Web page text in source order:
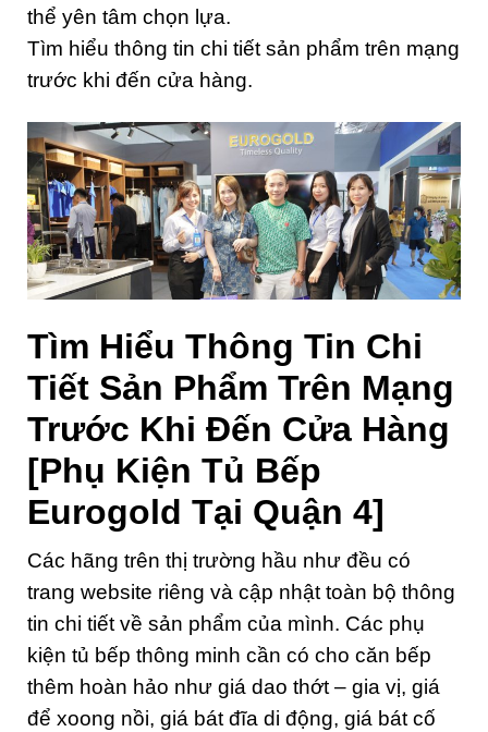
thể yên tâm chọn lựa.
Tìm hiểu thông tin chi tiết sản phẩm trên mạng
trước khi đến cửa hàng.
Tìm Hiểu Thông Tin Chi
Tiết Sản Phẩm Trên Mạng
Trước Khi Đến Cửa Hàng
[Phụ Kiện Tủ Bếp
Eurogold Tại Quận 4]
Các hãng trên thị trường hầu như đều có
trang website riêng và cập nhật toàn bộ thông
tin chi tiết về sản phẩm của mình. Các phụ
kiện tủ bếp thông minh cần có cho căn bếp
thêm hoàn hảo như giá dao thớt – gia vị, giá
để xoong nồi, giá bát đĩa di động, giá bát cố